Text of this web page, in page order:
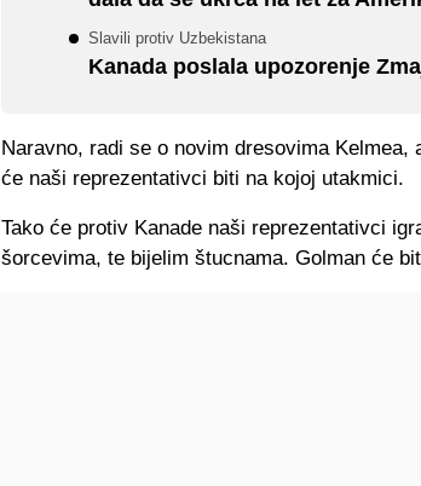
Slavili protiv Uzbekistana
Kanada poslala upozorenje
Naravno, radi se o novim dresovima Kelmea,
će naši reprezentativci biti na kojoj utakmici.
Tako će protiv Kanade naši reprezentativci
šorcevima, te bijelim štucnama. Golman će